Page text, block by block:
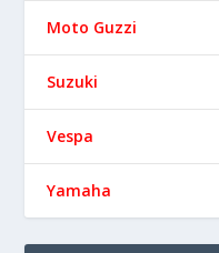
Moto Guzzi
Suzuki
Vespa
Yamaha